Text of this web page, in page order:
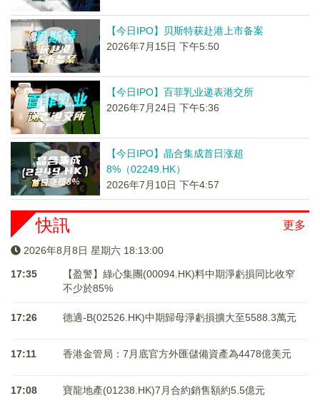
【今日IPO】贝斯特获赴港上市备案
2026年7月15日 下午5:50
【今日IPO】百菲乳业递表港交所
2026年7月24日 下午5:36
【今日IPO】晶合集成首日涨超
8%（02249.HK）
2026年7月10日 下午4:57
更多
快訊
2026年8月8日 星期六 18:13:00
17:35
【盈警】綠心集團(00094.HK)料中期淨虧損同比收窄
不少於85%
17:26 德適-B(02526.HK)中期歸母淨虧損擴大至5588.3萬元
17:11 香港金管局：7月底官方外匯儲備資產為4478億美元
17:08 寶龍地產(01238.HK)7月合約銷售額約5.5億元